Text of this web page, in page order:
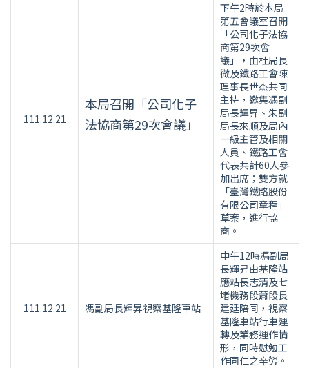
111.12.21
本局召開「公司化子
法協商第29次會議」
下午2時於本局
第五會議室召開
「公司化子法協
商第29次會
議」，由杜局長
微及鐵路工會陳
理事長世杰共同
主持，邀集馮副
局長輝昇、朱副
局長來順及局內
一級主管及相關
人員、鐵路工會
代表共計60人參
加出席；雙方就
「臺灣鐵路股份
有限公司章程」
草案，進行協
商。
111.12.21 馮副局長輝昇視察基隆車站
中午12時馮副局
長輝昇由基隆站
應站長志清及七
堵機務段蕭段長
建廷陪同，視察
基隆車站行車運
轉及業務運作情
形，同時慰勉工
作同仁之辛勞。